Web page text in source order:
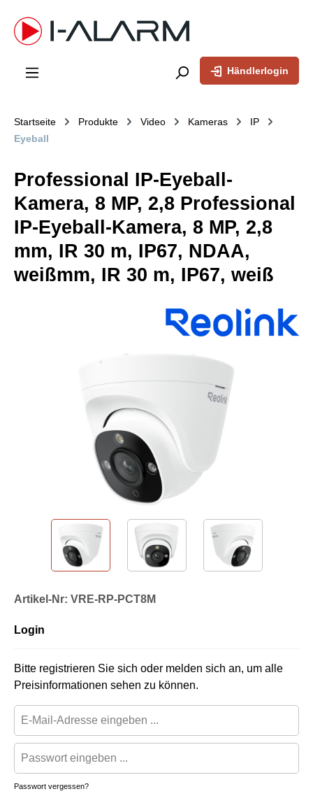
springen
Händlerlogin
Startseite Produkte Video Kameras
IP
Eyeball
Professional IP-Eyeball-
Kamera, 8 MP, 2,8 Professional
IP-Eyeball-Kamera, 8 MP, 2,8
mm, IR 30 m, IP67, NDAA,
weißmm, IR 30 m, IP67, weiß
Artikel-Nr: VRE-RP-PCT8M
Login
Bitte registrieren Sie sich oder melden sich an, um alle
Preisinformationen sehen zu können.
Passwort vergessen?